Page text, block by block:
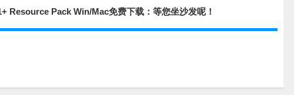
Resource Pack Win/Mac免费下载：等您坐沙发呢！